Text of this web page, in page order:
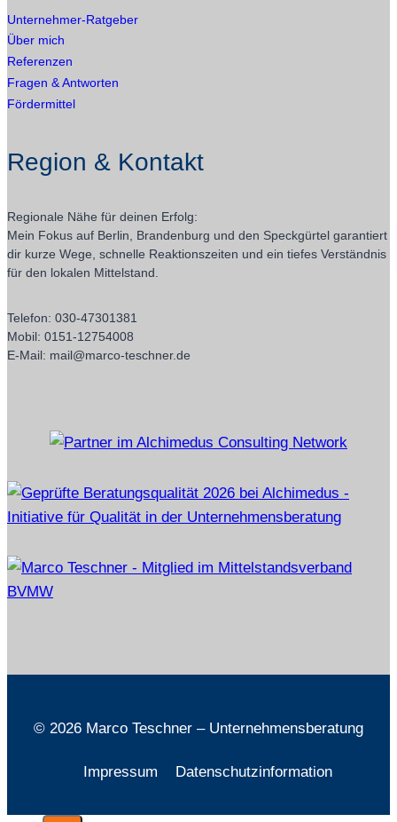
Unternehmer-Ratgeber
Über mich
Referenzen
Fragen & Antworten
Fördermittel
Region & Kontakt
Regionale Nähe für deinen Erfolg:
Mein Fokus auf Berlin, Brandenburg und den Speckgürtel garantiert
dir kurze Wege, schnelle Reaktionszeiten und ein tiefes Verständnis
für den lokalen Mittelstand.
Telefon: 030-47301381
Mobil: 0151-12754008
E-Mail: mail@marco-teschner.de
© 2026 Marco Teschner – Unternehmensberatung
Impressum Datenschutzinformation